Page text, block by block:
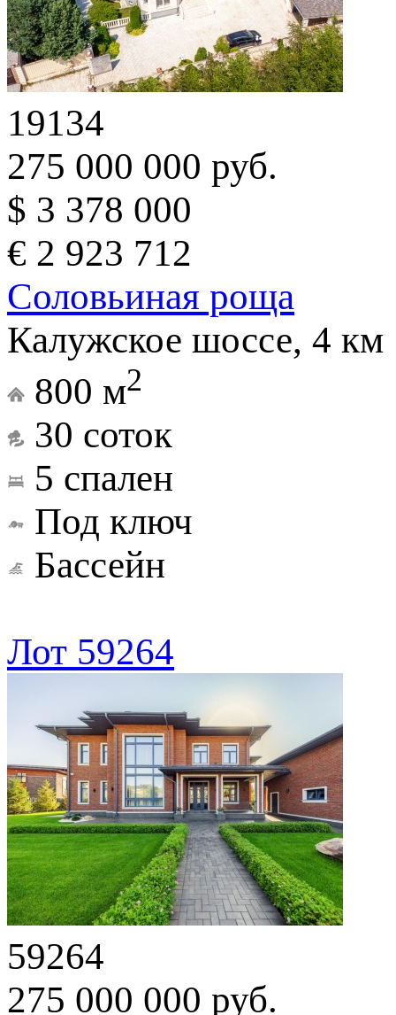
19134
275 000 000 руб.
$ 3 378 000
€ 2 923 712
Соловьиная роща
Калужское шоссе, 4 км
800 м2
30 соток
5 спален
Под ключ
Бассейн
Лот 59264
59264
275 000 000 руб.